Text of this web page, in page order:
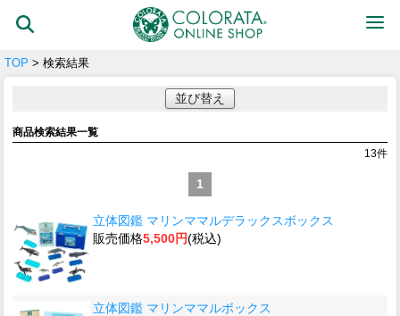
TOP > 検索結果
並び替え
商品検索結果一覧
13件
1
立体図鑑 マリンママルデラックスボックス
販売価格5,500円(税込)
立体図鑑 マリンママルボックス